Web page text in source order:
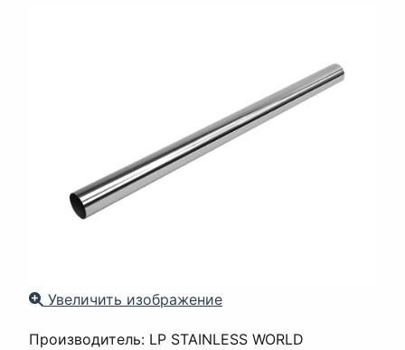
Увеличить изображение
Производитель: LP STAINLESS WORLD